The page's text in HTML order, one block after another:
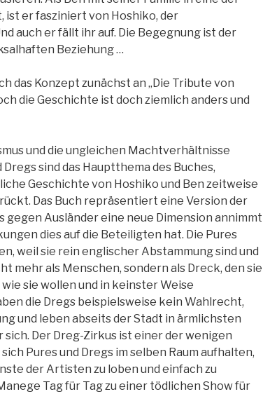
ist er fasziniert von Hoshiko, der
auch er fällt ihr auf. Die Begegnung ist der
Beziehung …
das Konzept zunächst an „Die Tribute von
die Geschichte ist doch ziemlich anders und
und die ungleichen Machtverhältnisse
sind das Hauptthema des Buches,
Geschichte von Hoshiko und Ben zeitweise
Das Buch repräsentiert eine Version der
gegen Ausländer eine neue Dimension annimmt
dies auf die Beteiligten hat. Die Pures
weil sie rein englischer Abstammung sind und
mehr als Menschen, sondern als Dreck, den sie
sie wollen und in keinster Weise
die Dregs beispielsweise kein Wahlrecht,
und leben abseits der Stadt in ärmlichsten
Der Dreg-Zirkus ist einer der wenigen
Pures und Dregs im selben Raum aufhalten,
der Artisten zu loben und einfach zu
Tag für Tag zu einer tödlichen Show für